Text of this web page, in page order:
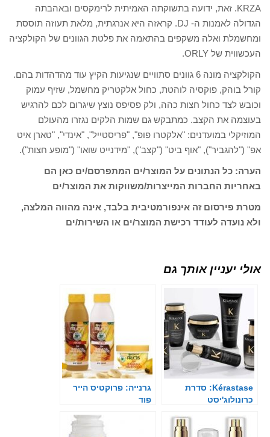
KRZA. זאת, ידועה בתשוקתה האמיתית לרימקסים ובאהבתה
הגדולה לאמנות ה- DJ. קראזה היא אנרגתית, מלאת תעוזה תוססת
ומחשמלת ואלה משקפים בהתאמה את פלטת הגוונים של הקולקציה
העכשווית של ORLY.
הקולקציה מונה 6 גוונים סתוויים שנגיעות הקיץ עוד מהדהדות בהם.
קורל בוהק, פוקסיה לוהטת, כחול אלקטריק מחשמל, שזיף עמוק
וכובש לצד כחול חצות כהה, ולק פסיפס נוצץ שיגרום לכם להרגיש
בעוצמה את הקצב. כמתבקש גם שמות הלקים נגזרו מהעולם
המוזיקלי במועדנים: "אלקטרו פופ", "פריסטייל", "אינדי", "טארן איט
אפ" ("להגביר"), "אוף ביט" ("קצב"), "מידנייט שואו" ("מופע חצות").
הערה: כל הנתונים על המוצר/ים המתפרסם/ים כאן הם
באחריות החברות המייצרות/משווקות את המוצר/ים
מטרת פירסום זה אינפורמטיבית בלבד, אינה מהווה המלצה,
ולא נועדה לעודד רכישת המוצר/ים או השירות/ים
אולי יעניין אותך גם
Kérastase: סדרת
כרונולוג'יסט
גרנייה: פרוקטיס הייר
פוד